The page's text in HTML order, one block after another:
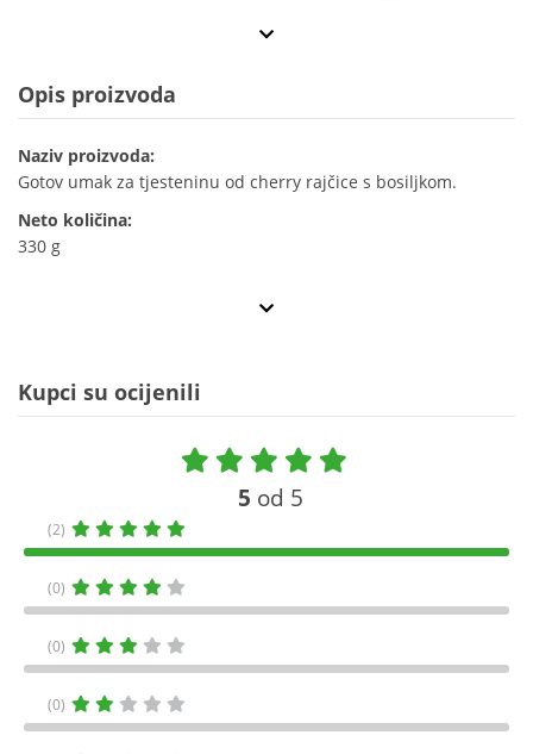
Opis proizvoda
Naziv proizvoda:
Gotov umak za tjesteninu od cherry rajčice s bosiljkom.
Neto količina:
330 g
Kupci su ocijenili
5 od 5
(2)
(0)
(0)
(0)